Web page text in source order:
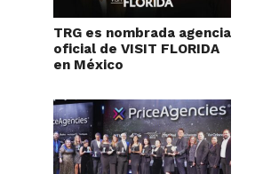
TRG es nombrada agencia
oficial de VISIT FLORIDA
en México